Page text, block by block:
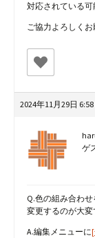
対応されている
ご協力よろしくお
2024年11月29日 6:58
ゲ
Q.色の組み合わ
変更するのが大変
A.編集メニューに